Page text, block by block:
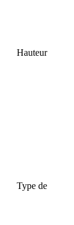
Hauteur
Type de